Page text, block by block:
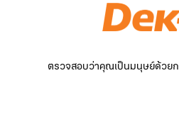
ตรวจสอบว่าคุณเป็นมนุษย์ด้วยก